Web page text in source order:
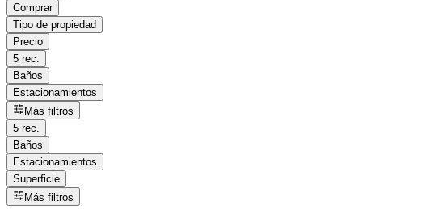
Comprar
Tipo de propiedad
Precio
5 rec.
Baños
Estacionamientos
Más filtros
5 rec.
Baños
Estacionamientos
Superficie
Más filtros